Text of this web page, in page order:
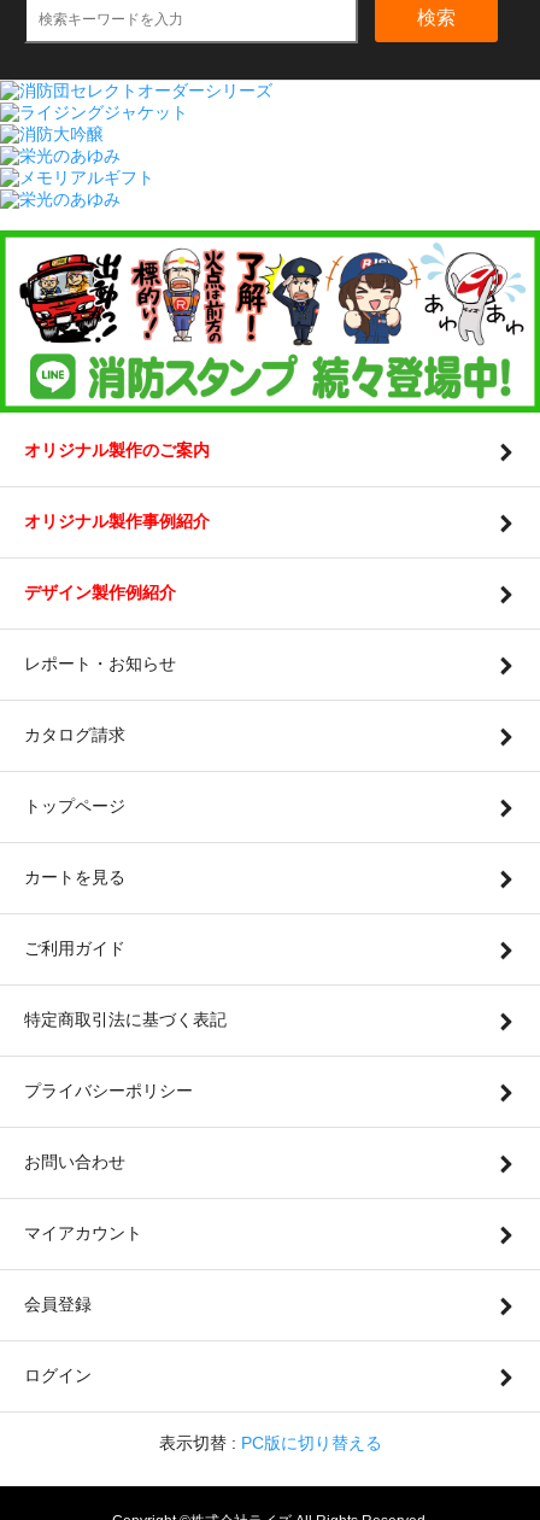
検索
オリジナル製作のご案内
オリジナル製作事例紹介
デザイン製作例紹介
レポート・お知らせ
カタログ請求
トップページ
カートを見る
ご利用ガイド
特定商取引法に基づく表記
プライバシーポリシー
お問い合わせ
マイアカウント
会員登録
ログイン
表示切替 : PC版に切り替える